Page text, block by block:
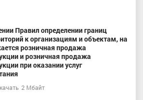
Правил определении границ
к организациям и объектам, на
розничная продажа
и розничная продажа
при оказании услуг
2 Мбайт